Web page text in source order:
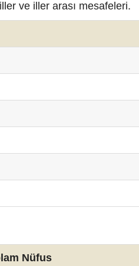
ve iller arası mesafeleri.
Nüfus